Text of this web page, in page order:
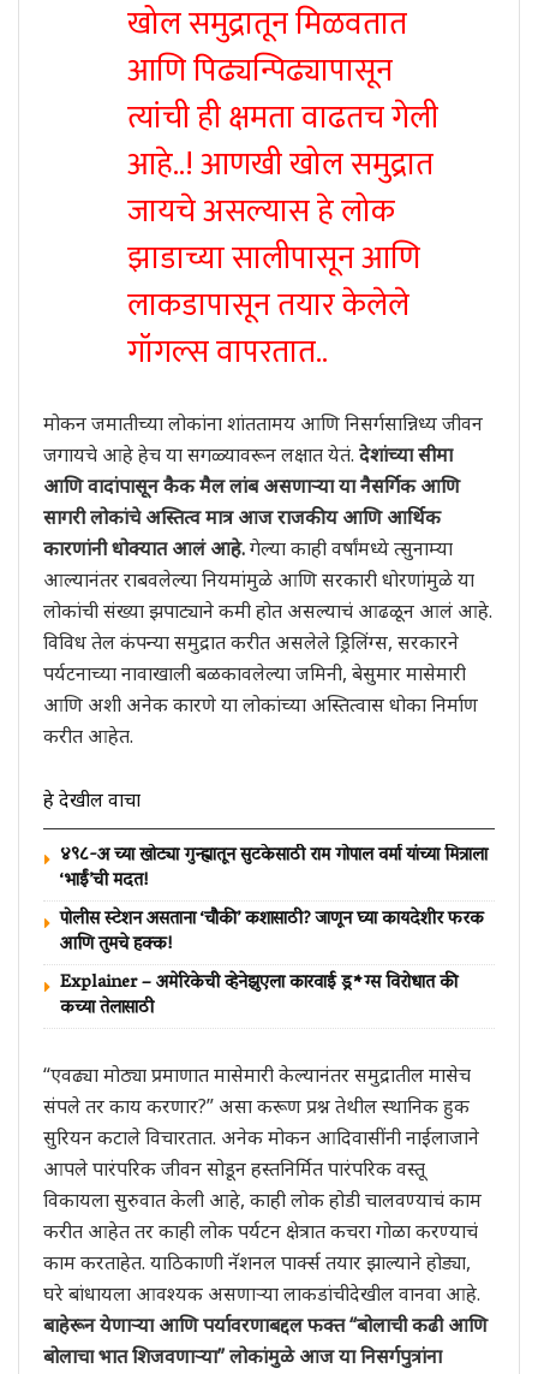
खोल समुद्रातून मिळवतात
आणि पिढ्यन्पिढ्यापासून
त्यांची ही क्षमता वाढतच गेली
आहे..! आणखी खोल समुद्रात
जायचे असल्यास हे लोक
झाडाच्या सालीपासून आणि
लाकडापासून तयार केलेले
गॉगल्स वापरतात..
मोकन जमातीच्या लोकांना शांततामय आणि निसर्गसान्निध्य जीवन
जगायचे आहे हेच या सगळ्यावरून लक्षात येतं. देशांच्या सीमा
आणि वादांपासून कैक मैल लांब असणाऱ्या या नैसर्गिक आणि
सागरी लोकांचे अस्तित्व मात्र आज राजकीय आणि आर्थिक
कारणांनी धोक्यात आलं आहे.गेल्या काही वर्षांमध्ये त्सुनाम्या
आल्यानंतर राबवलेल्या नियमांमुळे आणि सरकारी धोरणांमुळे या
लोकांची संख्या झपाट्याने कमी होत असल्याचं आढळून आलं आहे.
विविध तेल कंपन्या समुद्रात करीत असलेले ड्रिलिंग्स, सरकारने
पर्यटनाच्या नावाखाली बळकावलेल्या जमिनी, बेसुमार मासेमारी
आणि अशी अनेक कारणे या लोकांच्या अस्तित्वास धोका निर्माण
करीत आहेत.
हे देखील वाचा
४९८-अ च्या खोट्या गुन्ह्यातून सुटकेसाठी राम गोपाल वर्मा यांच्या मित्राला
‘भाईं’ची मदत!
पोलीस स्टेशन असताना ‘चौकी’ कशासाठी? जाणून घ्या कायदेशीर फरक
आणि तुमचे हक्क!
Explainer – अमेरिकेची व्हेनेझुएला कारवाई ड्र*ग्स विरोधात की
कच्या तेलासाठी
“एवढ्या मोठ्या प्रमाणात मासेमारी केल्यानंतर समुद्रातील मासेच
संपले तर काय करणार?” असा करूण प्रश्न तेथील स्थानिक हुक
सुरियन कटाले विचारतात. अनेक मोकन आदिवासींनी नाईलाजाने
आपले पारंपरिक जीवन सोडून हस्तनिर्मित पारंपरिक वस्तू
विकायला सुरुवात केली आहे, काही लोक होडी चालवण्याचं काम
करीत आहेत तर काही लोक पर्यटन क्षेत्रात कचरा गोळा करण्याचं
काम करताहेत. याठिकाणी नॅशनल पार्क्स तयार झाल्याने होड्या,
घरे बांधायला आवश्यक असणाऱ्या लाकडांचीदेखील वानवा आहे.
बाहेरून येणाऱ्या आणि पर्यावरणाबद्दल फक्त “बोलाची कढी आणि
बोलाचा भात शिजवणाऱ्या” लोकांमुळे आज या निसर्गपुत्रांना